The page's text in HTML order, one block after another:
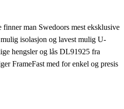
man Swedoors mest eksklusive
isolasjon og lavest mulig U-
hengsler og lås DL91925 fra
FrameFast med for enkel og presis